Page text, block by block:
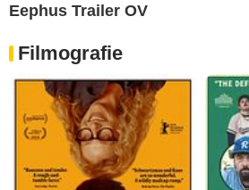
Eephus Trailer OV
Filmografie